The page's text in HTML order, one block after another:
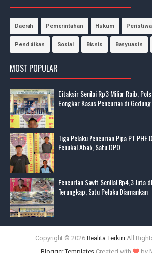
Daerah Pemerintahan Hukum Peristiwa
Pendidikan Sosial Bisnis Banyuasin
MOST POPULAR
Ditaksir Senilai Rp3 Miliar Raib,
Bongkar Kasus Pencurian di
Tiga Pelaku Pencurian Pipa PT PHE
Penukal Abab, Satu DPO
Pencurian Sawit Senilai Rp4,3 Juta
Terungkap, Satu Pelaku Diamankan
Copyright © 2026 Realita Terkini All
Blogger TemplatesCreated with by